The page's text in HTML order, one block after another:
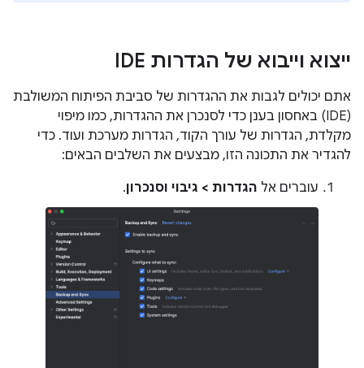
ייצוא וייבוא של הגדרות IDE
אתם יכולים לגבות את ההגדרות של סביבת הפיתוח המשולבת
(IDE) באחסון בענן כדי לסנכרן את ההגדרות, כמו מיפוי
מקלדת, הגדרות של עורך הקוד, הגדרות מערכת ועוד. כדי
להגדיר את התכונה הזו, מבצעים את השלבים הבאים:
עוברים אל הגדרות > גיבוי וסנכרון.